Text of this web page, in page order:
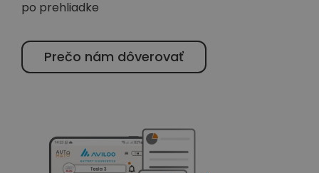
po prehliadke
Prečo nám dôverovať